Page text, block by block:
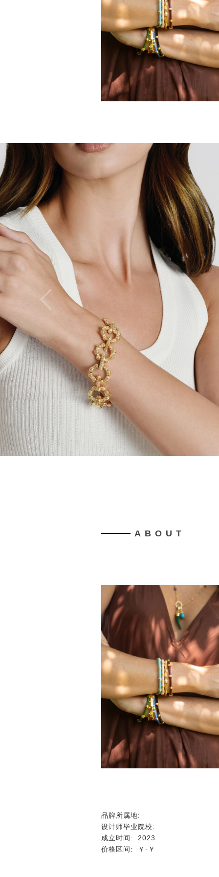
ABOUT
品牌所属地:
设计师毕业院校:
成立时间:
2023
价格区间:
￥-￥